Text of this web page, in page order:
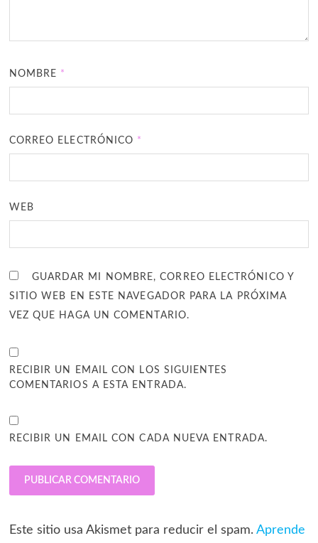
NOMBRE *
CORREO ELECTRÓNICO *
WEB
GUARDAR MI NOMBRE, CORREO ELECTRÓNICO Y
SITIO WEB EN ESTE NAVEGADOR PARA LA PRÓXIMA
VEZ QUE HAGA UN COMENTARIO.
RECIBIR UN EMAIL CON LOS SIGUIENTES
COMENTARIOS A ESTA ENTRADA.
RECIBIR UN EMAIL CON CADA NUEVA ENTRADA.
Este sitio usa Akismet para reducir el spam. Aprende